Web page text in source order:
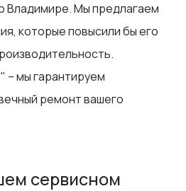
Владимире. Мы предлагаем
которые повысили бы его
– мы гарантируем
ремонт вашего
сервисном